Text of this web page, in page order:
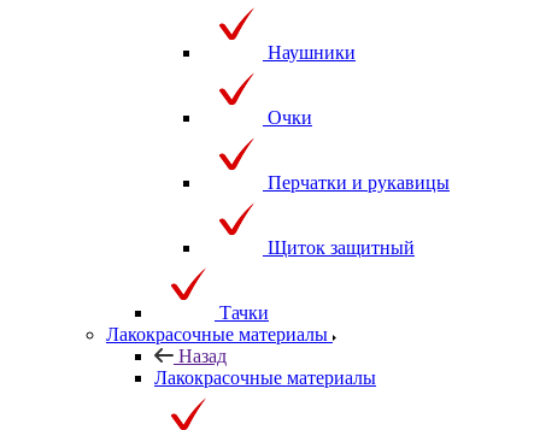
Наушники
Очки
Перчатки и рукавицы
Щиток защитный
Тачки
Лакокрасочные материалы
Назад
Лакокрасочные материалы